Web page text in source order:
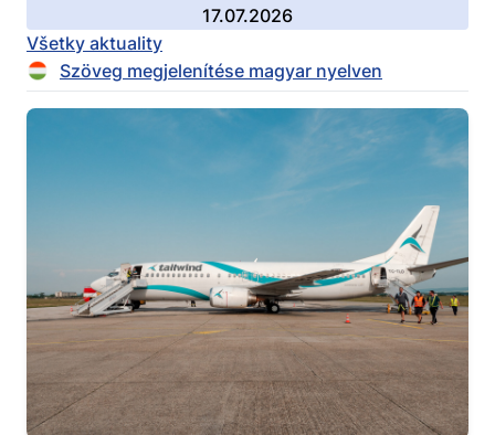
17.07.2026
Všetky aktuality
Szöveg megjelenítése magyar nyelven